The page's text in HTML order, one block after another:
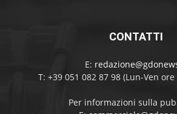
CONTATTI
E:
T: +39 051 082 87 98 (Lun-Ven
Per informazioni sulla